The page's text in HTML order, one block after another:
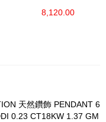
W/DIAMOND 7
8,120.00
天然鑽飾 PENDANT 6
0.23 CT18KW 1.37 GM